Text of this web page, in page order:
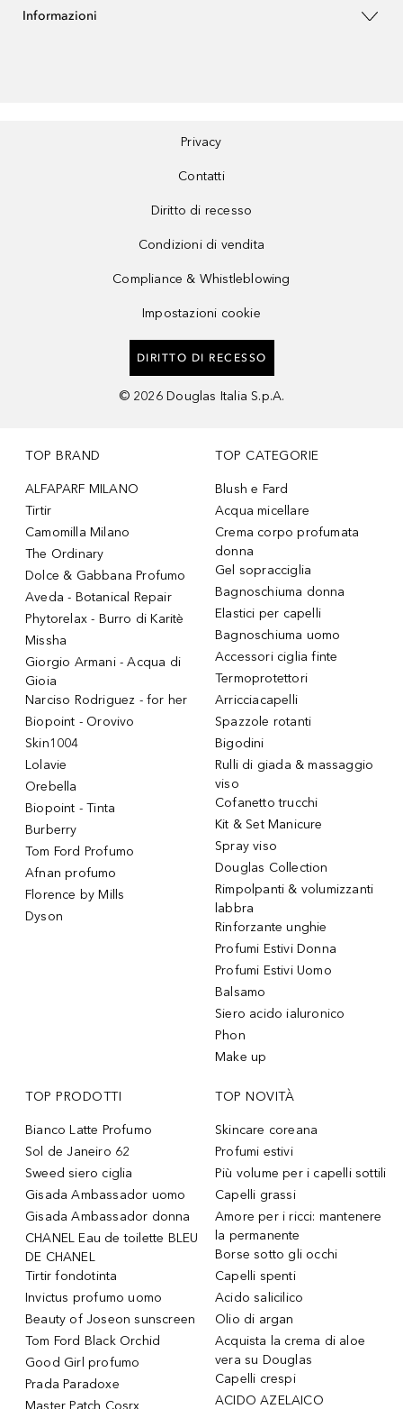
Informazioni
Privacy
Contatti
Diritto di recesso
Condizioni di vendita
Compliance & Whistleblowing
Impostazioni cookie
DIRITTO DI RECESSO
© 2026 Douglas Italia S.p.A.
TOP BRAND
ALFAPARF MILANO
Tirtir
Camomilla Milano
The Ordinary
Dolce & Gabbana Profumo
Aveda - Botanical Repair
Phytorelax - Burro di Karitè
Missha
Giorgio Armani - Acqua di
Gioia
Narciso Rodriguez - for her
Biopoint - Orovivo
Skin1004
Lolavie
Orebella
Biopoint - Tinta
Burberry
Tom Ford Profumo
Afnan profumo
Florence by Mills
Dyson
TOP CATEGORIE
Blush e Fard
Acqua micellare
Crema corpo profumata
donna
Gel sopracciglia
Bagnoschiuma donna
Elastici per capelli
Bagnoschiuma uomo
Accessori ciglia finte
Termoprotettori
Arricciacapelli
Spazzole rotanti
Bigodini
Rulli di giada & massaggio
viso
Cofanetto trucchi
Kit & Set Manicure
Spray viso
Douglas Collection
Rimpolpanti & volumizzanti
labbra
Rinforzante unghie
Profumi Estivi Donna
Profumi Estivi Uomo
Balsamo
Siero acido ialuronico
Phon
Make up
TOP PRODOTTI
Bianco Latte Profumo
Sol de Janeiro 62
Sweed siero ciglia
Gisada Ambassador uomo
Gisada Ambassador donna
CHANEL Eau de toilette BLEU
DE CHANEL
Tirtir fondotinta
Invictus profumo uomo
Beauty of Joseon sunscreen
Tom Ford Black Orchid
Good Girl profumo
Prada Paradoxe
Master Patch Cosrx
TOP NOVITÀ
Skincare coreana
Profumi estivi
Più volume per i capelli sottili
Capelli grassi
Amore per i ricci: mantenere
la permanente
Borse sotto gli occhi
Capelli spenti
Acido salicilico
Olio di argan
Acquista la crema di aloe
vera su Douglas
Capelli crespi
ACIDO AZELAICO